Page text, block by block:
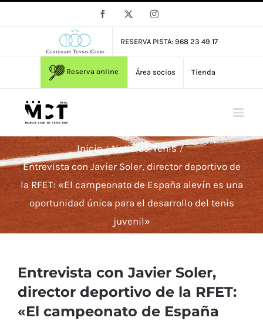
Facebook Instagram
RESERVA PISTA: 968 23 49 17
Reserva online Área socios Tienda
Inicio Noticias Tenis
Entrevista con Javier Soler, director deportivo de
la RFET: «El campeonato de España alevín es una
oportunidad única para el desarrollo del tenis
juvenil»
Entrevista con Javier Soler,
director deportivo de la RFET:
«El campeonato de España